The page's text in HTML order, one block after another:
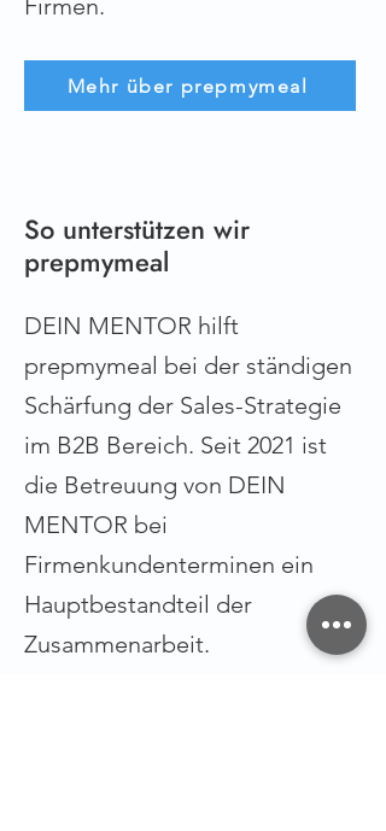
Firmen.
Mehr über prepmymeal
So unterstützen wir
prepmymeal
DEIN MENTOR hilft
prepmymeal bei der ständigen
Schärfung der Sales-Strategie
im B2B Bereich. Seit 2021 ist
die Betreuung von DEIN
MENTOR bei
Firmenkundenterminen ein
Hauptbestandteil der
Zusammenarbeit.